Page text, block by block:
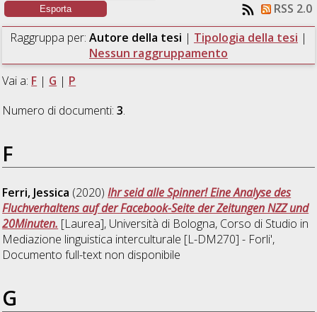
RSS 2.0
Raggruppa per: Autore della tesi | Tipologia della tesi |
Nessun raggruppamento
Vai a: F | G | P
Numero di documenti:3.
F
Ferri, Jessica (2020)Ihr seid alle Spinner! Eine Analyse des
Fluchverhaltens auf der Facebook-Seite der Zeitungen NZZ und
20Minuten. [Laurea], Università di Bologna, Corso di Studio in
Mediazione linguistica interculturale [L-DM270] - Forli',
Documento full-text non disponibile
G